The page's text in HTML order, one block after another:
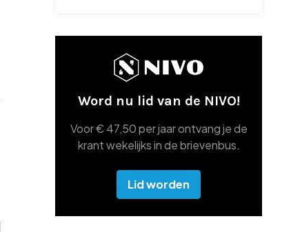
Word nu lid van de NIVO!
Voor € 47,50 per jaar ontvang je de
krant wekelijks in de brievenbus.
Lid worden